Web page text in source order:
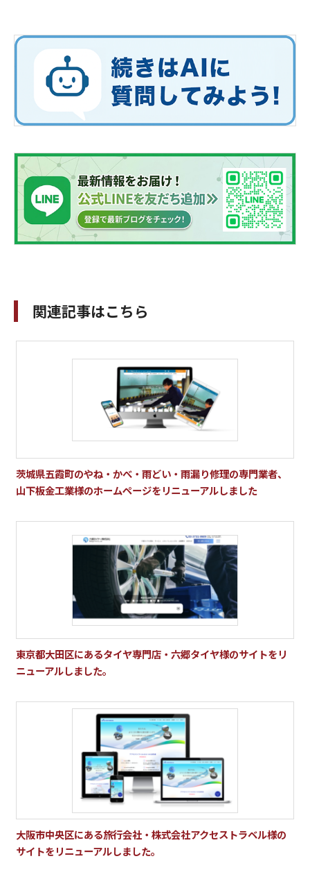
関連記事はこちら
茨城県五霞町のやね・かべ・雨どい・雨漏り修理の専門業者、
山下板金工業様のホームページをリニューアルしました
東京都大田区にあるタイヤ専門店・六郷タイヤ様のサイトをリ
ニューアルしました。
大阪市中央区にある旅行会社・株式会社アクセストラベル様の
サイトをリニューアルしました。